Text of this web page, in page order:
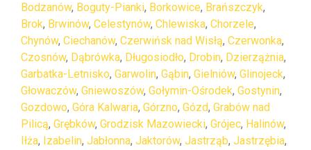
Bodzanów, Boguty-Pianki, Borkowice, Brańszczyk,
Brok, Brwinów, Celestynów, Chlewiska, Chorzele,
Chynów, Ciechanów, Czerwińsk nad Wisłą, Czerwonka,
Czosnów, Dąbrówka, Długosiodło, Drobin, Dzierzążnia,
Garbatka-Letnisko, Garwolin, Gąbin, Gielniów, Glinojeck,
Głowaczów, Gniewoszów, Gołymin-Ośrodek, Gostynin,
Gozdowo, Góra Kalwaria, Górzno, Gózd, Grabów nad
Pilicą, Grębków, Grodzisk Mazowiecki, Grójec, Halinów,
Iłża, Izabelin, Jabłonna, Jaktorów, Jastrząb, Jastrzębia,